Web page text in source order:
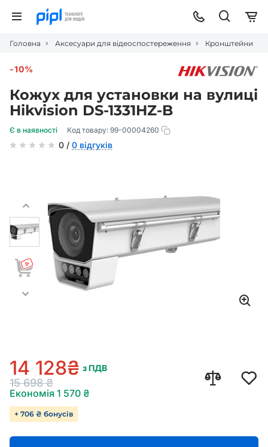
Головна Аксесуари для відеоспостереження Кронштейни
-10%
Кожух для установки на вулиці
Hikvision DS-1331HZ-B
Є в наявності Код товару: 99-00004260
0 / 0 відгуків
15 698₴
Економія 1 570 ₴
14 128₴ з ПДВ
+ 706 ₴ бонусів